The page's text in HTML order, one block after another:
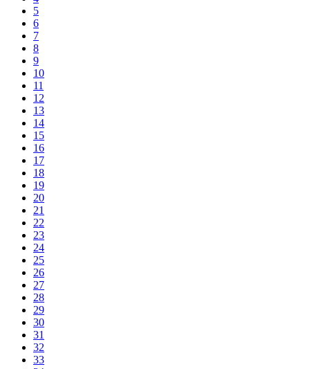
5
6
7
8
9
10
11
12
13
14
15
16
17
18
19
20
21
22
23
24
25
26
27
28
29
30
31
32
33